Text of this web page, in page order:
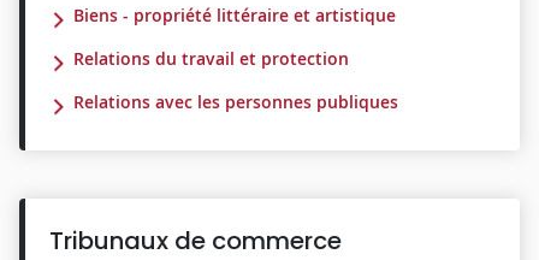
Biens - propriété littéraire et artistique
Relations du travail et protection
Relations avec les personnes publiques
Tribunaux de commerce